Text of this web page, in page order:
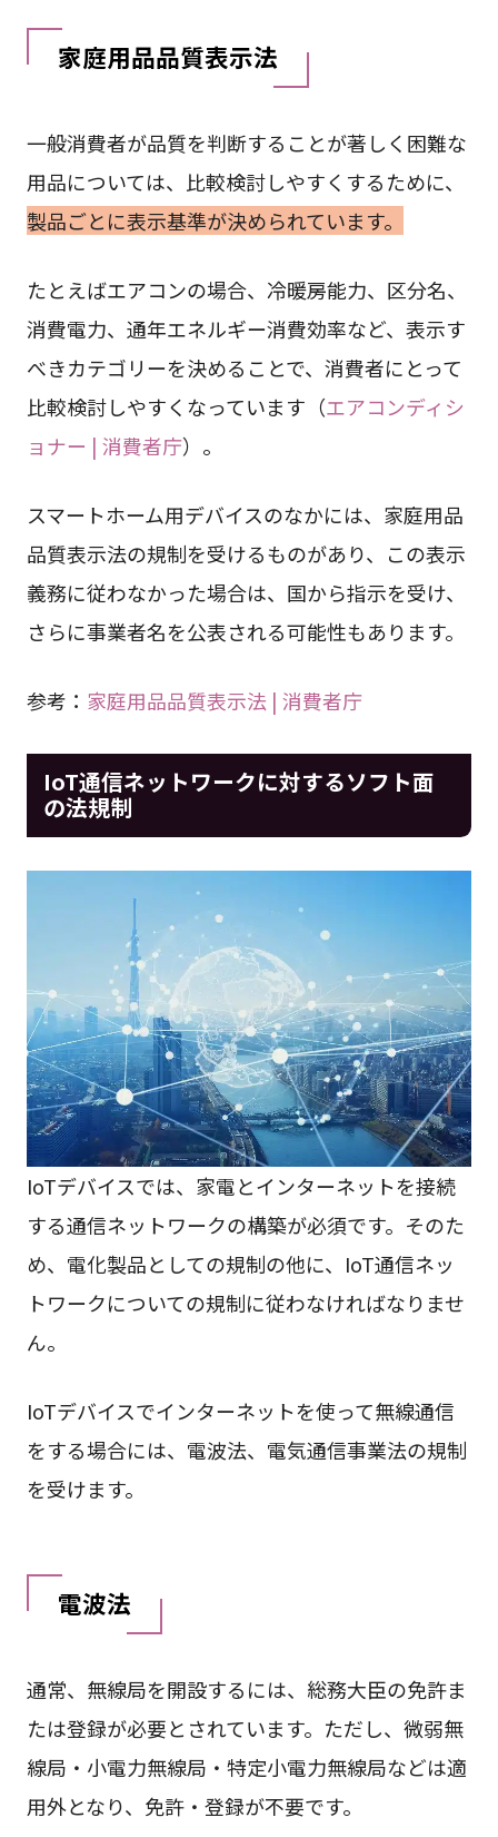
家庭用品品質表示法
一般消費者が品質を判断することが著しく困難な
用品については、比較検討しやすくするために、
製品ごとに表示基準が決められています。
たとえばエアコンの場合、冷暖房能力、区分名、
消費電力、通年エネルギー消費効率など、表示す
べきカテゴリーを決めることで、消費者にとって
比較検討しやすくなっています（エアコンディシ
ョナー | 消費者庁）。
スマートホーム用デバイスのなかには、家庭用品
品質表示法の規制を受けるものがあり、この表示
義務に従わなかった場合は、国から指示を受け、
さらに事業者名を公表される可能性もあります。
参考： 家庭用品品質表示法 | 消費者庁
IoT通信ネットワークに対するソフト面
の法規制
IoTデバイスでは、家電とインターネットを接続
する通信ネットワークの構築が必須です。そのた
め、電化製品としての規制の他に、IoT通信ネッ
トワークについての規制に従わなければなりませ
ん。
IoTデバイスでインターネットを使って無線通信
をする場合には、電波法、電気通信事業法の規制
を受けます。
電波法
通常、無線局を開設するには、総務大臣の免許ま
たは登録が必要とされています。ただし、微弱無
線局・小電力無線局・特定小電力無線局などは適
用外となり、免許・登録が不要です。